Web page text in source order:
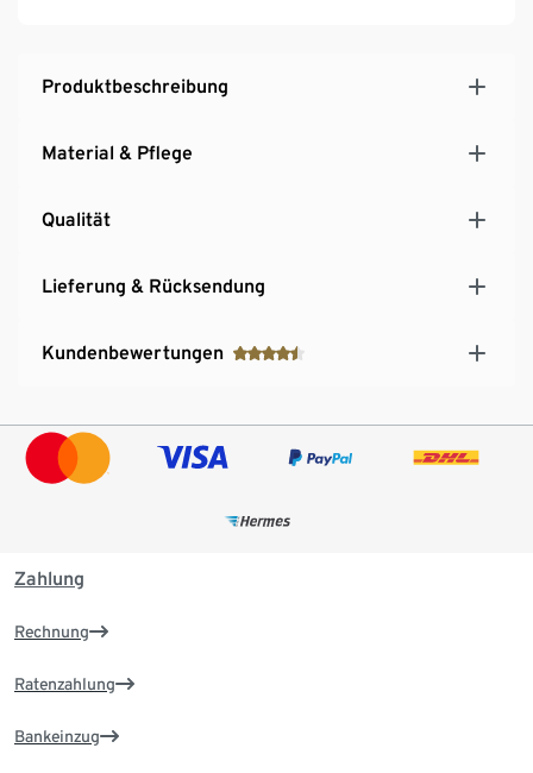
Produktbeschreibung
Material & Pflege
Qualität
Lieferung & Rücksendung
Kundenbewertungen
Zahlung
Rechnung
Ratenzahlung
Bankeinzug